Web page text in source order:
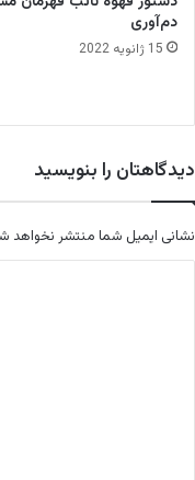
خ
ر
م
ه
ب
گ
دم‌آوری
15 ژانویه 2022
دیدگاهتان را بنویسید
نشانی ایمیل شما منتشر نخواهد